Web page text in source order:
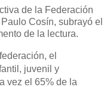
de la Federación
Cosín, subrayó el
de la lectura.
el
juvenil y
vez el 65% de la